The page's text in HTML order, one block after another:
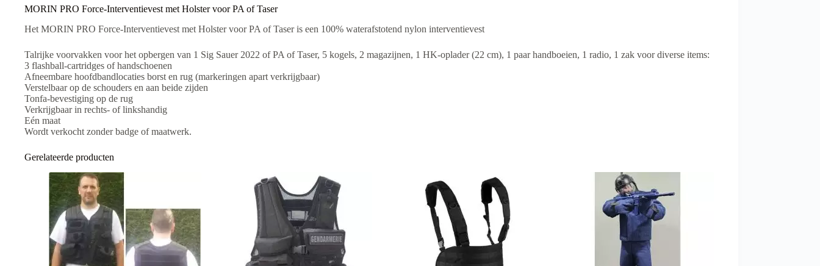
:MORIN PRO Force-Interventievest met Holster voor PA of Taser
Het MORIN PRO Force-Interventievest met Holster voor PA of Taser is een 100% waterafstotend nylon interventievest
Talrijke voorvakken voor het opbergen van 1 Sig Sauer 2022 of PA of Taser, 5 kogels, 2 magazijnen, 1 HK-oplader (22 cm), 1 paar handboeien, 1 radio, 1 zak voor diverse items:
3 flashball-cartridges of handschoenen
Afneembare hoofdbandlocaties borst en rug (markeringen apart verkrijgbaar)
Verstelbaar op de schouders en aan beide zijden
Tonfa-bevestiging op de rug
Verkrijgbaar in rechts- of linkshandig
Eén maat
Wordt verkocht zonder badge of maatwerk.
Gerelateerde producten